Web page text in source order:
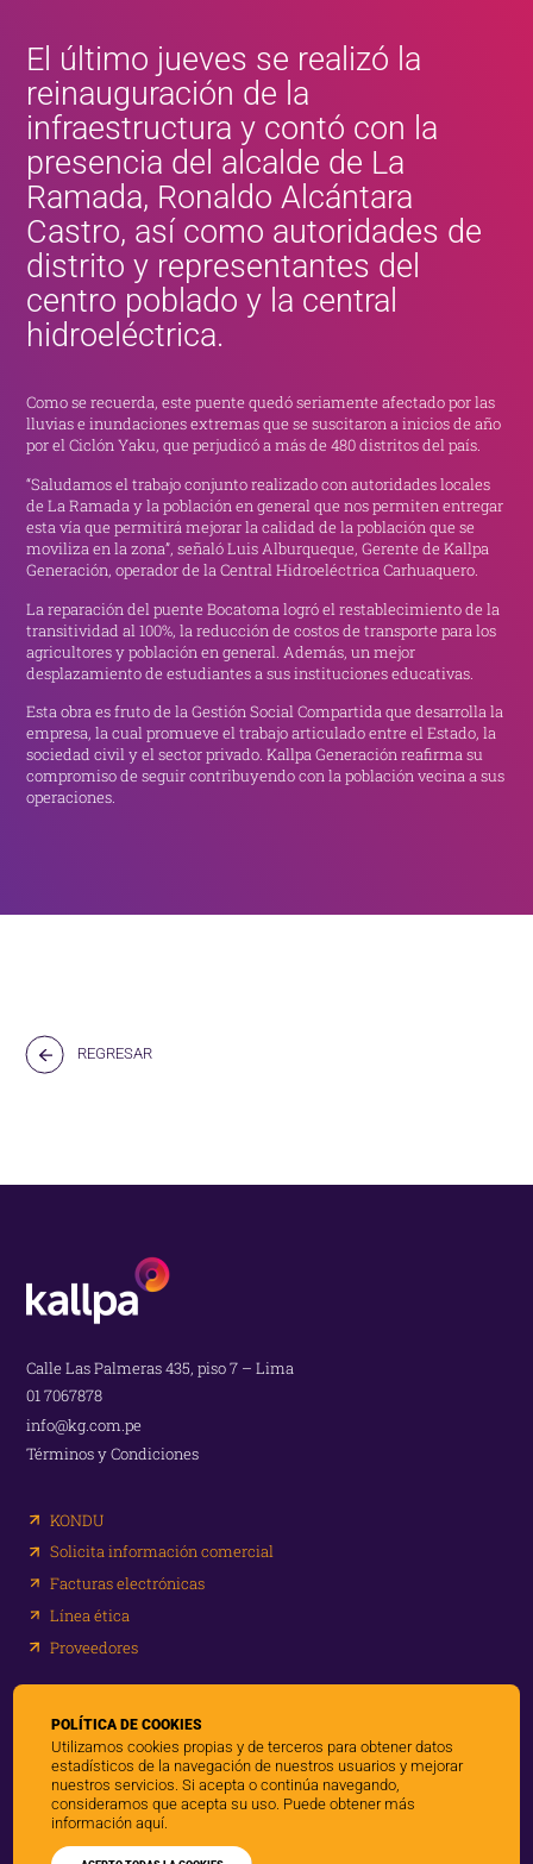
POLÍTICA DE COOKIES
Utilizamos cookies propias y de terceros para obtener datos
estadísticos de la navegación de nuestros usuarios y mejorar
nuestros servicios. Si acepta o continúa navegando,
consideramos que acepta su uso. Puede obtener más
informaciónaquí.
El último jueves se realizó la
reinauguración de la
infraestructura y contó con la
presencia del alcalde de La
Ramada, Ronaldo Alcántara
Castro, así como autoridades de
distrito y representantes del
centro poblado y la central
hidroeléctrica.
Como se recuerda, este puente quedó seriamente afectado por las
lluvias e inundaciones extremas que se suscitaron a inicios de año
por el Ciclón Yaku, que perjudicó a más de 480 distritos del país.
“Saludamos el trabajo conjunto realizado con autoridades locales
de La Ramada y la población en general que nos permiten entregar
esta vía que permitirá mejorar la calidad de la población que se
moviliza en la zona”, señaló Luis Alburqueque, Gerente de Kallpa
Generación, operador de la Central Hidroeléctrica Carhuaquero.
La reparación del puente Bocatoma logró el restablecimiento de la
transitividad al 100%, la reducción de costos de transporte para los
agricultores y población en general. Además, un mejor
desplazamiento de estudiantes a sus instituciones educativas.
Esta obra es fruto de la Gestión Social Compartida que desarrolla la
empresa, la cual promueve el trabajo articulado entre el Estado, la
sociedad civil y el sector privado. Kallpa Generación reafirma su
compromiso de seguir contribuyendo con la población vecina a sus
operaciones.
REGRESAR
Calle Las Palmeras 435, piso 7 – Lima
01 7067878
info@kg.com.pe
Términos y Condiciones
KONDU
Solicita información comercial
Facturas electrónicas
Línea ética
Proveedores
Hecho por Partners @2026 - Todos los